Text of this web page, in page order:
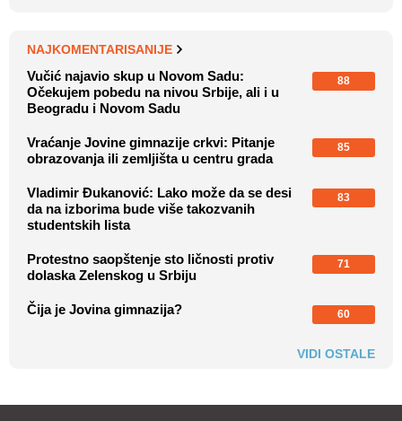
NAJKOMENTARISANIJE
Vučić najavio skup u Novom Sadu:
Očekujem pobedu na nivou Srbije, ali i u
Beogradu i Novom Sadu
88
Vraćanje Jovine gimnazije crkvi: Pitanje
obrazovanja ili zemljišta u centru grada
85
Vladimir Đukanović: Lako može da se desi
da na izborima bude više takozvanih
studentskih lista
83
Protestno saopštenje sto ličnosti protiv
dolaska Zelenskog u Srbiju
71
Čija je Jovina gimnazija? 60
VIDI OSTALE